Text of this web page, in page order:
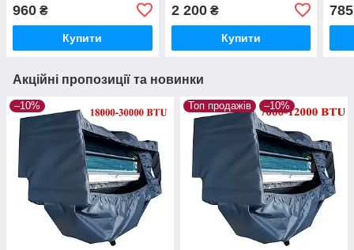
960 ₴
Купити
2 200₴
Купити
785
Акційні пропозиції та новинки
–10% Топ продажів –10%